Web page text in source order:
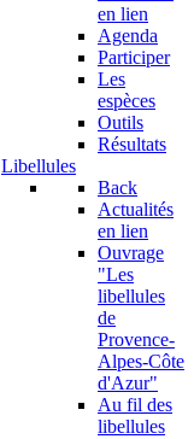
en lien
Agenda
Participer
Les
espèces
Outils
Résultats
Libellules
Back
Actualités
en lien
Ouvrage
"Les
libellules
de
Provence-
Alpes-Côte
d'Azur"
Au fil des
libellules